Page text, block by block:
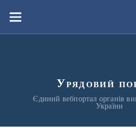
вмістуМеню
Урядовий
Єдиний вебпортал органів
України